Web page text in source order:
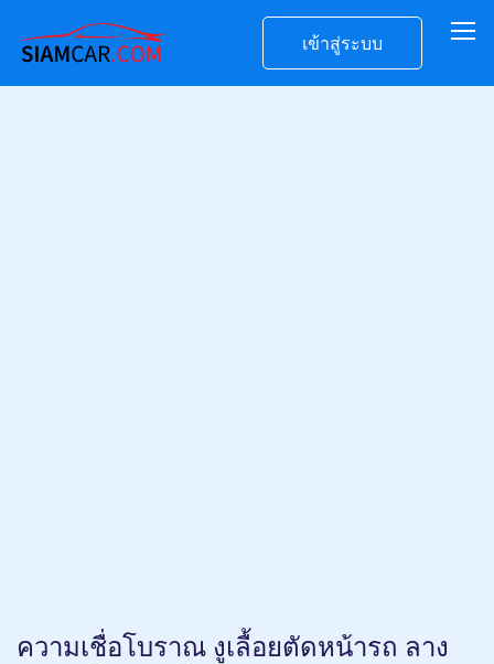
เข้าสู่ระบบ
ความเชื่อโบราณ งูเลื้อยตัดหน้ารถ ลาง